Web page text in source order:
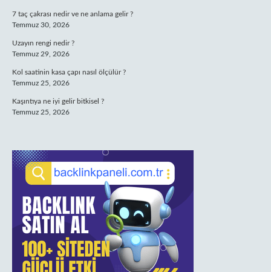
7 taç çakrası nedir ve ne anlama gelir ?
Temmuz 30, 2026
Uzayın rengi nedir ?
Temmuz 29, 2026
Kol saatinin kasa çapı nasıl ölçülür ?
Temmuz 25, 2026
Kaşıntıya ne iyi gelir bitkisel ?
Temmuz 25, 2026